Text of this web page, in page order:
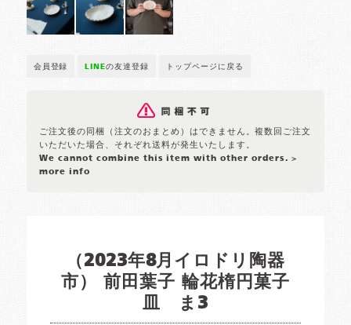
会員登録 LINEの友達登録 トップページに戻る
ご注文後の同梱（注文のおまとめ）はできません。複数回ご注文
いただいた場合、それぞれ送料が発生いたします。
We cannot combine this item with other orders. >
more info
（2023年8月イロドリ陶器
市） 前田葉子 輪花楕円菓子
皿 ま3